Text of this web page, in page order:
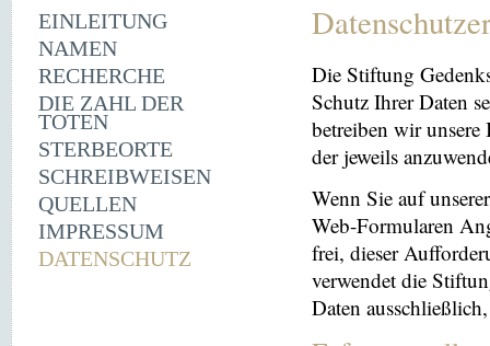
EINLEITUNG
NAMEN
RECHERCHE
DIE ZAHL DER
TOTEN
STERBEORTE
SCHREIBWEISEN
QUELLEN
IMPRESSUM
DATENSCHUTZ
Die Stiftung
Schutz Ihrer Daten
betreiben wir
der jeweils
Wenn Sie auf
Web-Formularen
frei, dieser
verwendet die
Daten